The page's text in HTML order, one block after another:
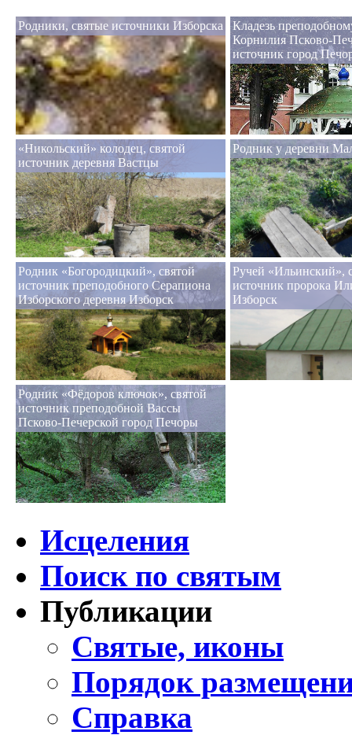
Родники, святые источники Изборска
Кладезь
Корнилия Псково-
источник город
«Никольский» колодец, святой
источник деревня Вастцы
Родник у деревни
Родник «Богородицкий», святой
источник преподобного Серапиона
Изборского деревня Изборск
Ручей «Ильинский»,
источник пророка
Изборск
Родник «Фёдоров ключок», святой
источник преподобной Вассы
Псково-Печерской город Печоры
Исцеления
Поиск по святым
Публикации
Святые, иконы
Порядок
Справка